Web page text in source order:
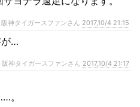
神タイガースファンさん 2017,10/4 21:15
が…
神タイガースファンさん 2017,10/4 21:17
。